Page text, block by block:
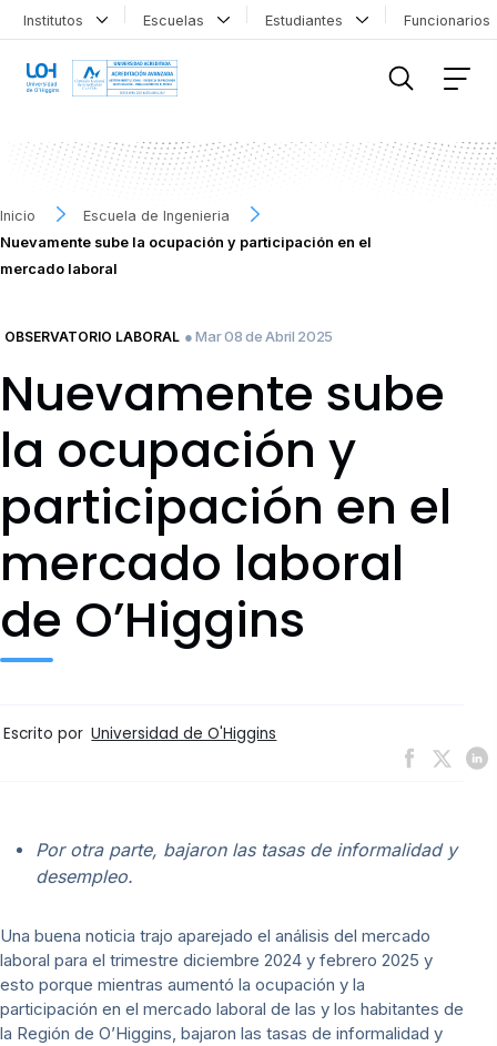
Institutos Escuelas Estudiantes
Inicio
Escuela de Ingenieria
Nuevamente sube la ocupación y participación en el
mercado laboral
OBSERVATORIO LABORAL ● Mar 08 de Abril 2025
Nuevamente sube
la ocupación y
participación en el
mercado laboral
de O’Higgins
Escrito por Universidad de O'Higgins
Por otra parte, bajaron las tasas de informalidad y
desempleo.
Una buena noticia trajo aparejado el análisis del mercado
laboral para el trimestre diciembre 2024 y febrero 2025 y
esto porque mientras aumentó la ocupación y la
participación en el mercado laboral de las y los habitantes de
la Región de O’Higgins, bajaron las tasas de informalidad y